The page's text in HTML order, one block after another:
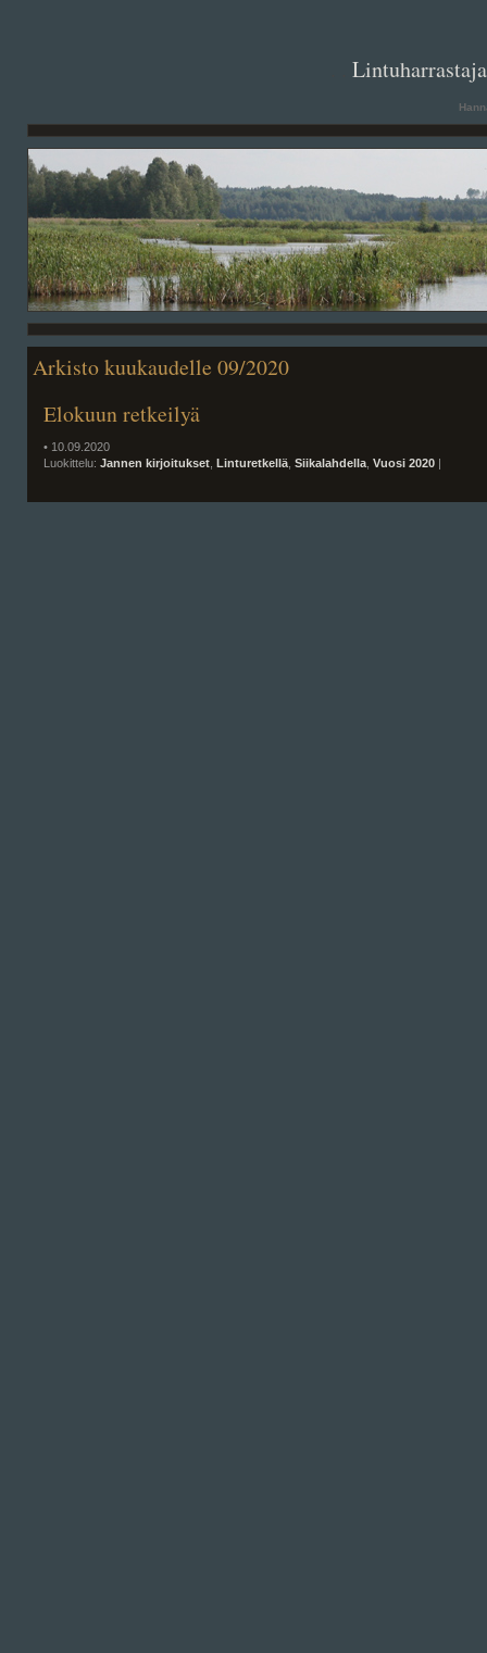
Arkisto kuukaudelle 09/2020
Elokuun retkeilyä
• 10.09.2020
Luokittelu: Jannen kirjoitukset Linturetkellä Siikalahdella Vuosi 2020 |